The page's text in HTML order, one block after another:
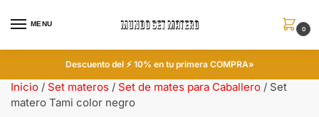
MENU
0
Descuento del ⚡ 10% en tu primera COMPRA»
Inicio / Set materos / Set de mates para Caballero / Set
matero Tami color negro